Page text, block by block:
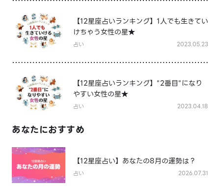
【12星座占いランキング】1人でも生きてい
けちゃう女性の星★
占い 2023.05.23
【12星座占いランキング】”2番目”になり
やすい女性の星★
占い 2023.04.18
あなたにおすすめ
【12星座占い】あなたの8月の運勢は？
占い 2026.07.31